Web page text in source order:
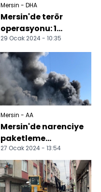
Mersin - DHA
Mersin'de terör
operasyonu: 1
gözaltı
29 Ocak 2024 - 10:35
Mersin - AA
Mersin'de narenciye
paketleme
fabrikasında çıkan
yangına müdahale
ediliyor
27 Ocak 2024 - 13:54